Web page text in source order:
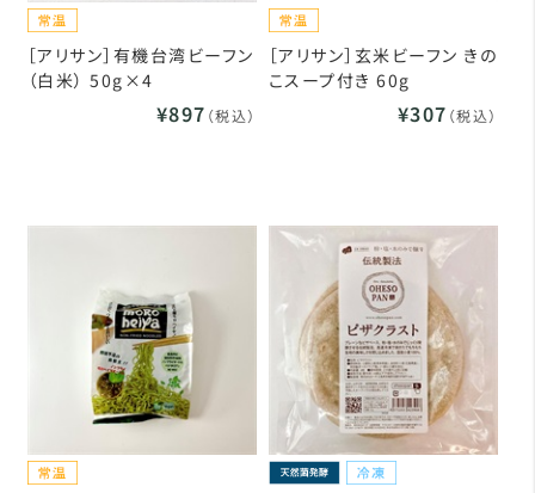
［アリサン］有機台湾ビーフン
（白米） 50g×4
¥897 （税込）
［アリサン］玄米ビーフン きの
こスープ付き 60g
¥307 （税込）